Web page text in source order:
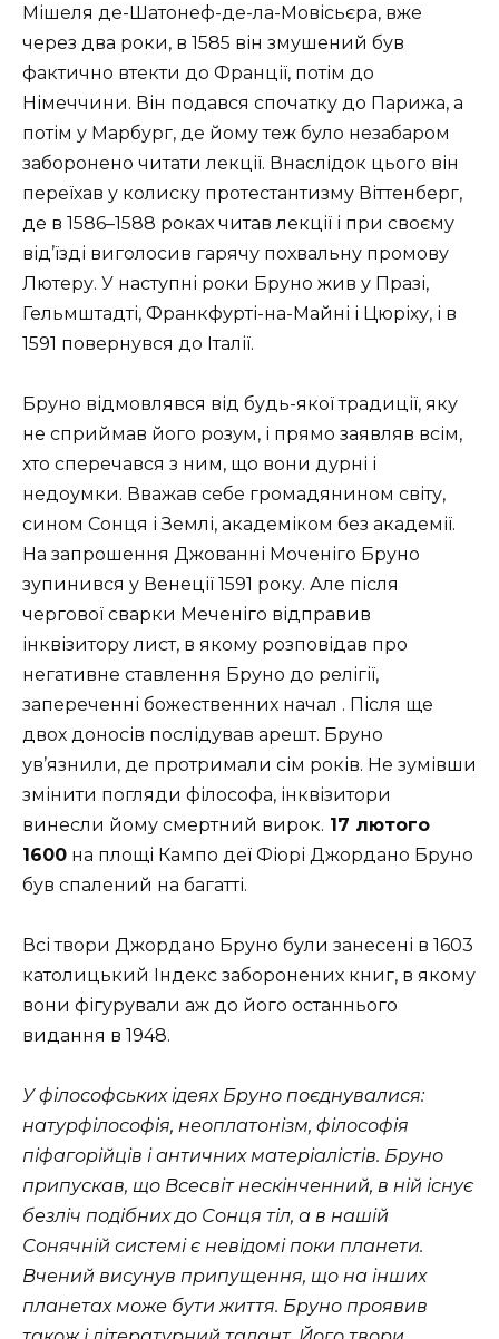
Мішеля де-Шатонеф-де-ла-Мовісьєра, вже
через два роки, в 1585 він змушений був
фактично втекти до Франції, потім до
Німеччини. Він подався спочатку до Парижа, а
потім у Марбург, де йому теж було незабаром
заборонено читати лекції. Внаслідок цього він
переїхав у колиску протестантизму Віттенберг,
де в 1586–1588 роках читав лекції і при своєму
від’їзді виголосив гарячу похвальну промову
Лютеру. У наступні роки Бруно жив у Празі,
Гельмштадті, Франкфурті-на-Майні і Цюріху, і в
1591 повернувся до Італії.
Бруно відмовлявся від будь-якої традиції, яку
не сприймав його розум, і прямо заявляв всім,
хто сперечався з ним, що вони дурні і
недоумки. Вважав себе громадянином світу,
сином Сонця і Землі, академіком без академії.
На запрошення Джованні Моченіго Бруно
зупинився у Венеції 1591 року. Але після
чергової сварки Меченіго відправив
інквізитору лист, в якому розповідав про
негативне ставлення Бруно до релігії,
запереченні божественних начал . Після ще
двох доносів послідував арешт. Бруно
ув’язнили, де протримали сім років. Не зумівши
змінити погляди філософа, інквізитори
винесли йому смертний вирок. 17 лютого
1600 на площі Кампо деї Фіорі Джордано Бруно
був спалений на багатті.
Всі твори Джордано Бруно були занесені в 1603
католицький Індекс заборонених книг, в якому
вони фігурували аж до його останнього
видання в 1948.
У філософських ідеях Бруно поєднувалися:
натурфілософія, неоплатонізм, філософія
піфагорійців і античних матеріалістів. Бруно
припускав, що Всесвіт нескінченний, в ній існує
безліч подібних до Сонця тіл, а в нашій
Сонячній системі є невідомі поки планети.
Вчений висунув припущення, що на інших
планетах може бути життя. Бруно проявив